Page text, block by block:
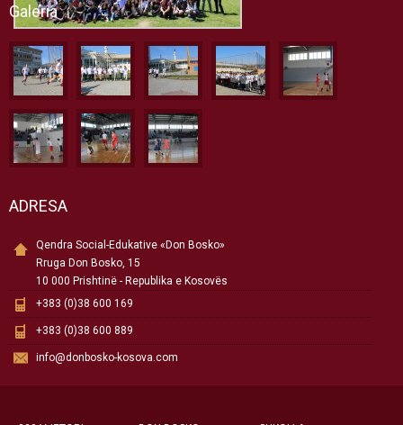
Galeria
ADRESA
Qendra Social-Edukative «Don Bosko»
Rruga Don Bosko, 15
10 000 Prishtinë - Republika e Kosovës
+383 (0)38 600 169
+383 (0)38 600 889
info@donbosko-kosova.com